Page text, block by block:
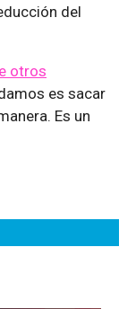
del
otros
es sacar
Es un